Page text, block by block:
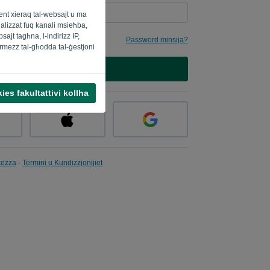
xieraq tal-websajt u ma
fuq kanali msieħba,
tagħna, l-indirizz IP,
tal-għodda tal-ġestjoni
fakultattivi kollha
Password minsija?
- Termini u Kundizzjonijiet